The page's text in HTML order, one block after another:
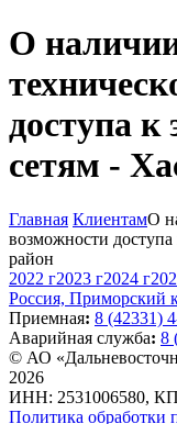
О
доступа к
сетям -
Главная КлиентамО
возможности
район
2022 г2023 г2024 г
Россия, Приморский
Приемная: 8 (42331)
Аварийная служба: 8
© АО
2026
ИНН: 2531006580,
Политика обработки